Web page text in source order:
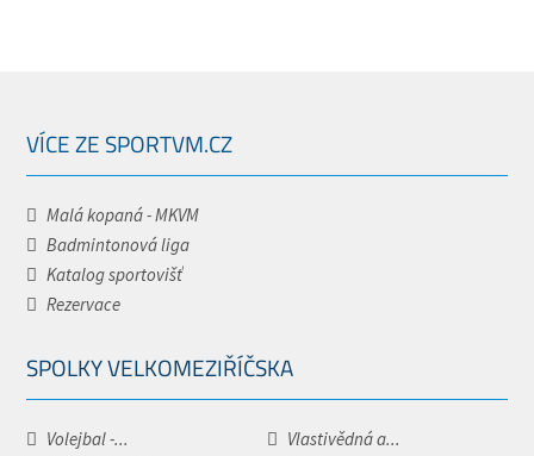
VÍCE ZE SPORTVM.CZ
Malá kopaná - MKVM
Badmintonová liga
Katalog sportovišť
Rezervace
SPOLKY VELKOMEZIŘÍČSKA
Volejbal -...
Vlastivědná a...